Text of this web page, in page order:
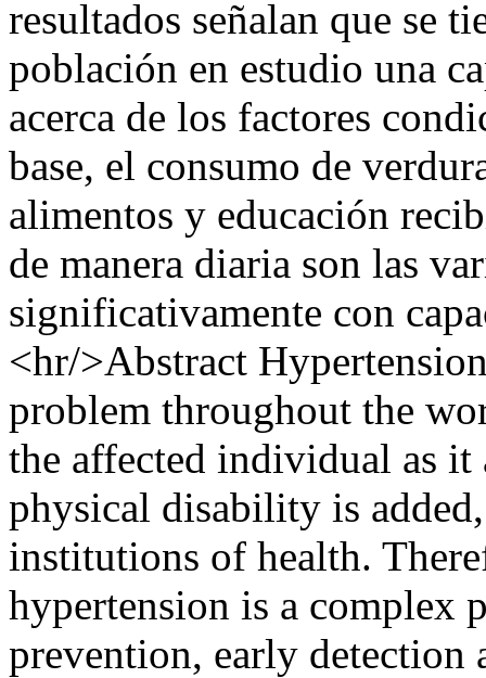
resultados señalan que se
población en estudio una
acerca de los factores
base, el consumo de
alimentos y educación
de manera diaria son las
significativamente con
<hr/>Abstract
problem throughout the
the affected individual as
physical disability is
institutions of health.
hypertension is a complex
prevention, early detection